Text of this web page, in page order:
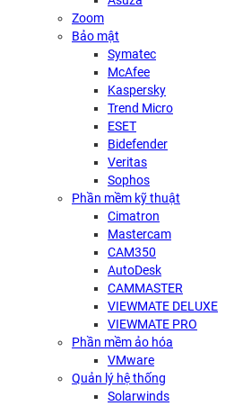
Zoom
Bảo mật
Symatec
McAfee
Kaspersky
Trend Micro
ESET
Bidefender
Veritas
Sophos
Phần mềm kỹ thuật
Cimatron
Mastercam
CAM350
AutoDesk
CAMMASTER
VIEWMATE DELUXE
VIEWMATE PRO
Phần mềm ảo hóa
VMware
Quản lý hệ thống
Solarwinds